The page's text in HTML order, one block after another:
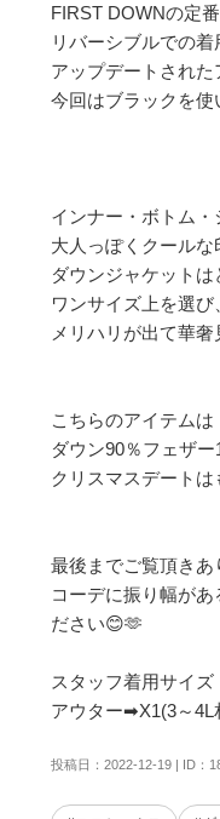
FIRST DOWNの定
リバーシブルでの
アップデートされ
今回はブラックを
インナー・ボトム・
大人っぽくクール
ダウンジャケット
ワンサイズ上を選
メリハリが出て華
こちらのアイテムは
ダウン90％フェザ
クリスマスデート
最後までご覧頂きあ
コーデに振り幅が
ださい😊🫶
スタッフ着用サイズ
アウター➡︎X1(3～4L
投稿日：2022-12-19 | ID：